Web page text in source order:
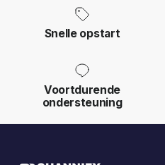
Snelle opstart
Voortdurende
ondersteuning